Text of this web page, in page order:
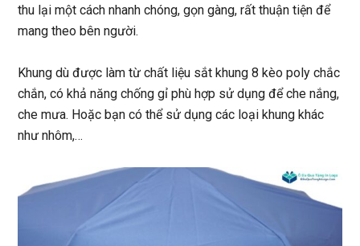
thu lại một cách nhanh chóng, gọn gàng, rất thuận tiện để
mang theo bên người.
Khung dù được làm từ chất liệu sắt khung 8 kèo poly chắc
chắn, có khả năng chống gỉ phù hợp sử dụng để che nắng,
che mưa. Hoặc bạn có thể sử dụng các loại khung khác
như nhôm,…